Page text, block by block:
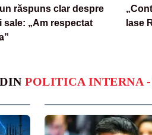
răspuns clar despre
sale: „Am respectat
lase
POLITICA INTERNA